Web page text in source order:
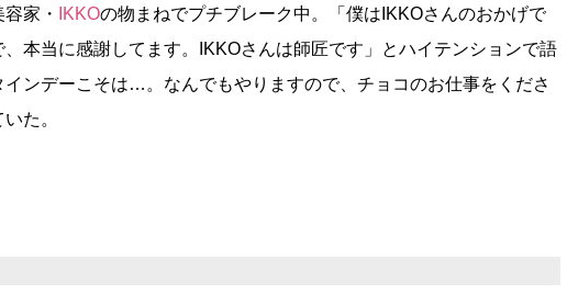
家・ IKKOの物まねでプチブレーク中。「僕はIKKOさんのおかげで
本当に感謝してます。IKKOさんは師匠です」とハイテンションで語
インデーこそは…。なんでもやりますので、チョコのお仕事をくださ
た。